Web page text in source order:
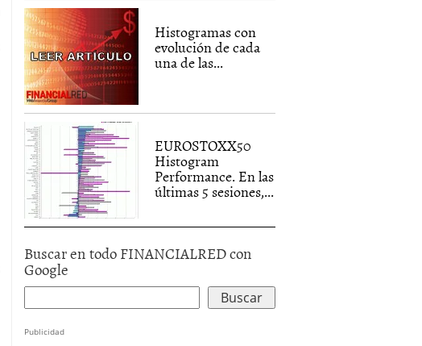
Histogramas con
evolución de cada
una de las...
EUROSTOXX50
Histogram
Performance. En las
últimas 5 sesiones,...
Buscar en todo FINANCIALRED con
Google
Publicidad